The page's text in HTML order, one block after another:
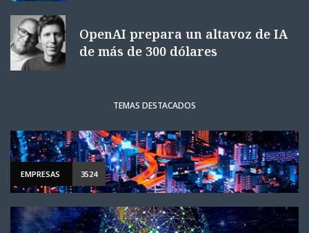
OpenAI prepara un altavoz de IA
de más de 300 dólares
TEMAS DESTACADOS
EMPRESAS 3524